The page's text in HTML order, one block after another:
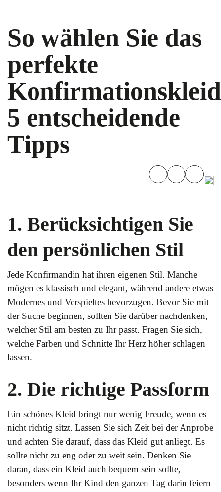
So wählen Sie das
perfekte
5 entscheidende
Tipps
1. Berücksichtigen Sie
den persönlichen Stil
Jede Konfirmandin hat ihren eigenen Stil. Manche
mögen es klassisch und elegant, während andere etwas
Modernes und Verspieltes bevorzugen. Bevor Sie mit
der Suche beginnen, sollten Sie darüber nachdenken,
welcher Stil am besten zu Ihr passt. Fragen Sie sich,
welche Farben und Schnitte Ihr Herz höher schlagen
lassen.
2. Die richtige Passform
Ein schönes Kleid bringt nur wenig Freude, wenn es
nicht richtig sitzt. Lassen Sie sich Zeit bei der Anprobe
und achten Sie darauf, dass das Kleid gut anliegt. Es
sollte nicht zu eng oder zu weit sein. Denken Sie
daran, dass ein Kleid auch bequem sein sollte,
besonders wenn Ihr Kind den ganzen Tag darin feiern